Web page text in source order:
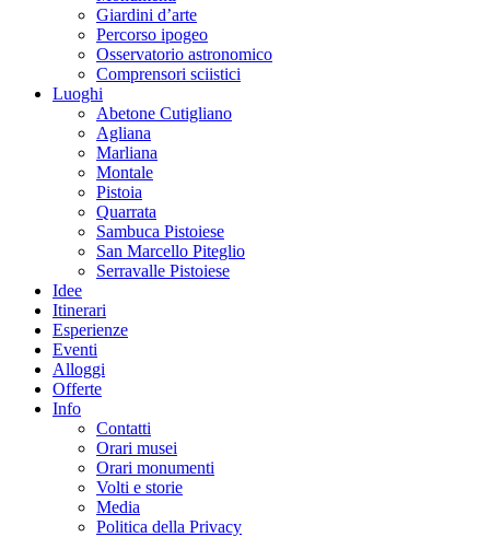
Giardini d’arte
Percorso ipogeo
Osservatorio astronomico
Comprensori sciistici
Luoghi
Abetone Cutigliano
Agliana
Marliana
Montale
Pistoia
Quarrata
Sambuca Pistoiese
San Marcello Piteglio
Serravalle Pistoiese
Idee
Itinerari
Esperienze
Eventi
Alloggi
Offerte
Info
Contatti
Orari musei
Orari monumenti
Volti e storie
Media
Politica della Privacy